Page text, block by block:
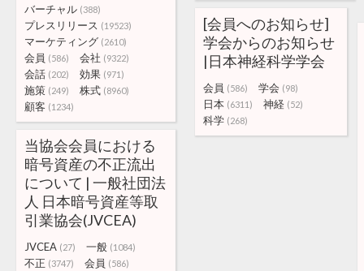
バーチャル (388)
プレスリリース (19523)
マーケティング (2610)
会員 (586) 会社 (9322)
会話 (202) 効果 (971)
施策 (249) 株式 (8960)
顧客 (1234)
[会員へのお知らせ]
学会からのお知らせ
|日本神経科学学会
会員 (586) 学会 (98)
日本 (6311) 神経 (52)
科学 (268)
当協会会員における
暗号資産の不正流出
について | 一般社団法
人 日本暗号資産等取
引業協会(JVCEA)
JVCEA (27) 一般 (1084)
不正 (3747) 会員 (586)